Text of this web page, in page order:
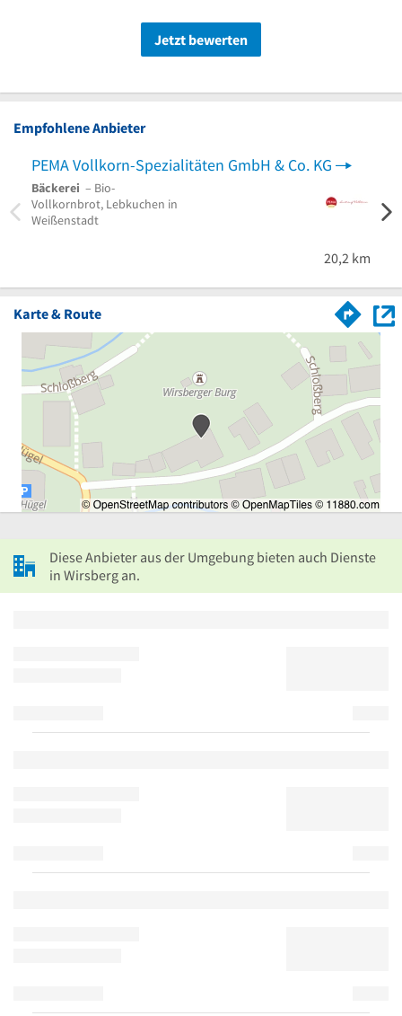
Jetzt bewerten
Empfohlene Anbieter
PEMA Vollkorn-Spezialitäten GmbH & Co. KG
Bäckerei – Bio-
Vollkornbrot, Lebkuchen in
Weißenstadt
20,2 km
Karte & Route
Diese Anbieter aus der Umgebung bieten auch Dienste
in Wirsberg an.